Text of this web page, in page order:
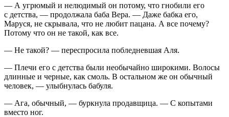
— А угрюмый и нелюдимый он потому, что гнобили его
с детства, — продолжала баба Вера. — Даже бабка его,
Маруся, не скрывала, что не любит пацана. А все почему?
Потому что он не такой, как все.
— Не такой? — переспросила побледневшая Аля.
— Плечи его с детства были необычайно широкими. Волосы
длинные и черные, как смоль. В остальном же он обычный
человек, — улыбнулась бабуля.
— Ага, обычный, — буркнула продавщица. — С копытами
вместо ног.